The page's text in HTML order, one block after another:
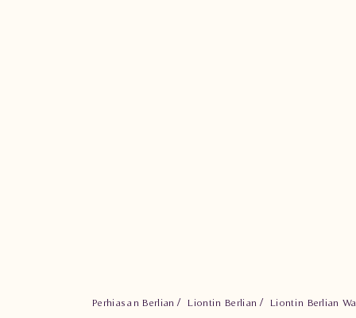
Perhiasan Berlian Liontin Berlian Liontin Berlian